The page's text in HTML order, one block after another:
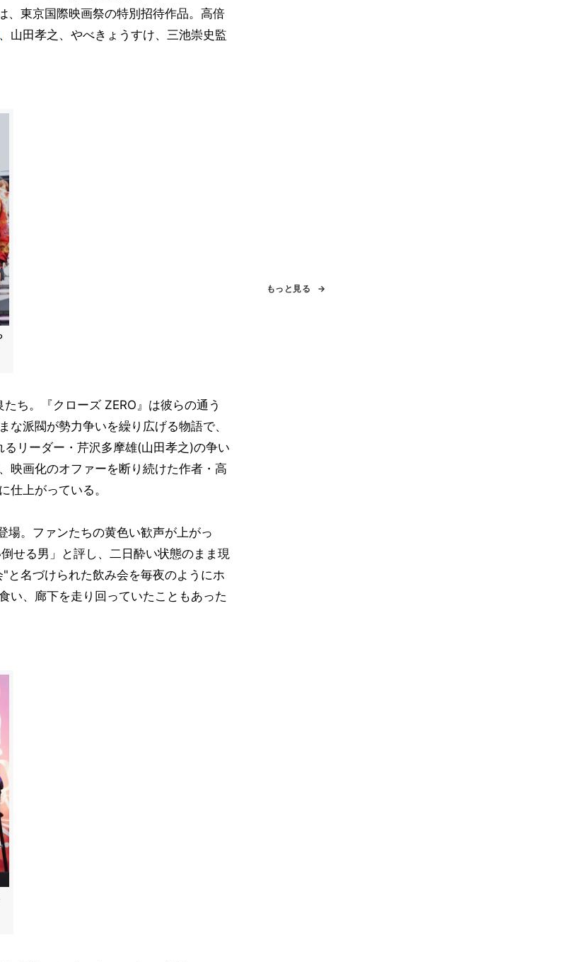
、東京国際映画祭の特別招待作品。高倍
、山田孝之、やべきょうすけ、三池崇史監
ち。『クローズ ZERO』は彼らの通う
派閥が勢力争いを繰り広げる物語で、
リーダー・芹沢多摩雄(山田孝之)の争い
映画化のオファーを断り続けた作者・高
仕上がっている。
場。ファンたちの黄色い歓声が上がっ
せる男」と評し、二日酔い状態のまま現
名づけられた飲み会を毎夜のようにホ
い、廊下を走り回っていたこともあった
もっと見る